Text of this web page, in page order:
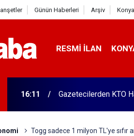
Günün Haberleri Arşiv
RESMI İLAN
15:45 Başkan
Togg sadece 1 milyon TL'ye sıfır